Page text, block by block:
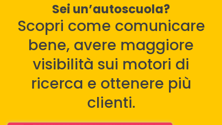
Sei un’autoscuola?
Scopri come comunicare
bene, avere maggiore
visibilità sui motori di
ricerca e ottenere più
clienti.